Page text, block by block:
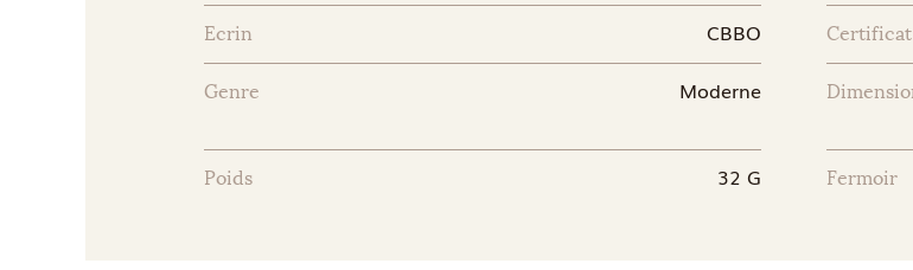
Ecrin CBBO Certificat
Genre Moderne
Poids 32 G Fermoir